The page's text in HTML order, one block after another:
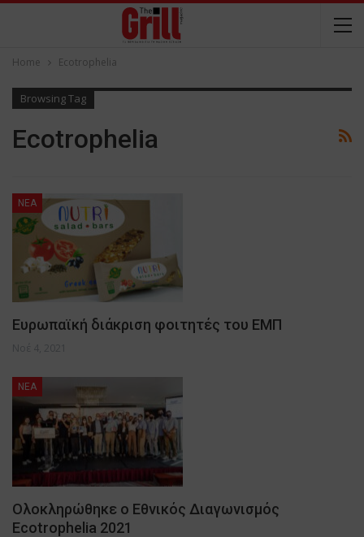
Home Ecotrophelia
Browsing Tag
Ecotrophelia
NEA
Ευρωπαϊκή διάκριση φοιτητές του ΕΜΠ
Νοέ 4, 2021
NEA
Ολοκληρώθηκε ο Εθνικός Διαγωνισμός
Ecotrophelia 2021